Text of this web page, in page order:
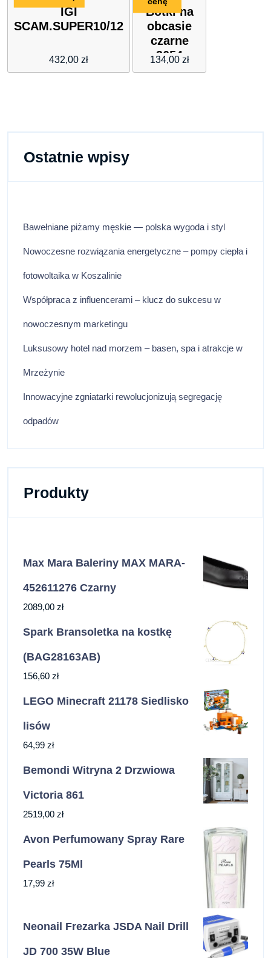
IGI
SCAM.SUPER10/12
432,00 zł
Botki na
obcasie
czarne
3654
BLACK
134,00 zł
Ostatnie wpisy
Bawełniane piżamy męskie — polska wygoda i styl
Nowoczesne rozwiązania energetyczne – pompy ciepła i
fotowoltaika w Koszalinie
Współpraca z influencerami – klucz do sukcesu w
nowoczesnym marketingu
Luksusowy hotel nad morzem – basen, spa i atrakcje w
Mrzeżynie
Innowacyjne zgniatarki rewolucjonizują segregację
odpadów
Produkty
Max Mara Baleriny MAX MARA-
452611276 Czarny
2089,00 zł
Spark Bransoletka na kostkę
(BAG28163AB)
156,60 zł
LEGO Minecraft 21178 Siedlisko
lisów
64,99 zł
Bemondi Witryna 2 Drzwiowa
Victoria 861
2519,00 zł
Avon Perfumowany Spray Rare
Pearls 75Ml
17,99 zł
Neonail Frezarka JSDA Nail Drill
JD 700 35W Blue